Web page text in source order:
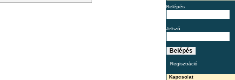
Belépés
Jelszó
Regisztráció
Kapcsolat